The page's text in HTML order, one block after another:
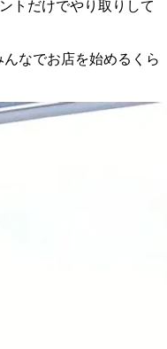
トだけでやり取りして
なでお店を始めるくら